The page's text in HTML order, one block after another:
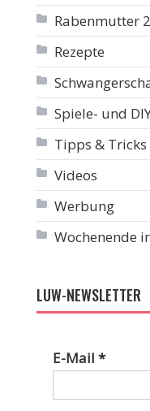
Rabenmutter
Rezepte
Spiele- und
Tipps & Tricks
Videos
Werbung
Wochenende
LUW-NEWSLETTER
E-Mail*